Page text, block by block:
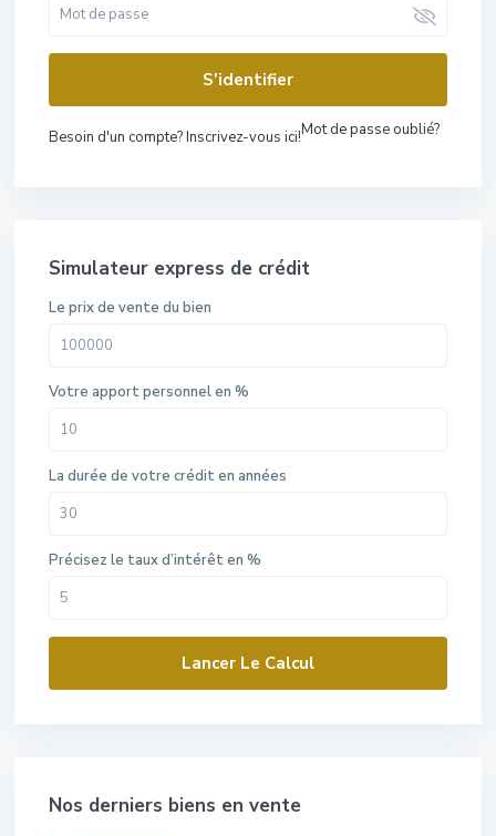
S'identifier
Besoin d'un compte? Inscrivez-vous ici!Mot de passe oublié?
Simulateur express de crédit
Le prix de vente du bien
Votre apport personnel en %
La durée de votre crédit en années
Précisez le taux d’intérêt en %
Lancer Le Calcul
Nos derniers biens en vente